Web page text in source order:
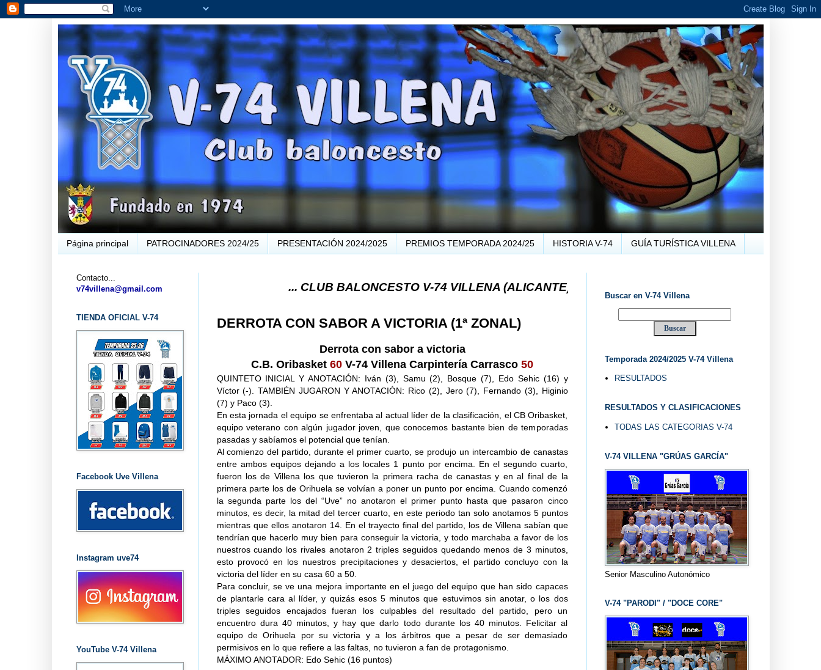
Página principal PATROCINADORES 2024/25 PRESENTACIÓN 2024/2025 PREMIOS TEMPORADA 2024/25 HISTORIA V-74 GUÍA TURÍSTICA VILLENA
... CLUB BALONCESTO V-74 VILLENA (ALICANTE) ... V-74 VILLENA DESDE 1.974 ... EL "UVE" ...
DERROTA CON SABOR A VICTORIA (1ª ZONAL)
Derrota con sabor a victoria
C.B. Oribasket 60 V-74 Villena Carpintería Carrasco 50
QUINTETO INICIAL Y ANOTACIÓN: Iván (3), Samu (2), Bosque (7), Edo Sehic (16) y
Víctor (-). TAMBIÉN JUGARON Y ANOTACIÓN: Rico (2), Jero (7), Fernando (3), Higinio
(7) y Paco (3).
En esta jornada el equipo se enfrentaba al actual líder de la clasificación, el CB Oribasket,
equipo veterano con algún jugador joven, que conocemos bastante bien de temporadas
pasadas y sabíamos el potencial que tenían.
Al comienzo del partido, durante el primer cuarto, se produjo un intercambio de canastas
entre ambos equipos dejando a los locales 1 punto por encima. En el segundo cuarto,
fueron los de Villena los que tuvieron la primera racha de canastas y en al final de la
primera parte los de Orihuela se volvían a poner un punto por encima. Cuando comenzó
la segunda parte los del “Uve” no anotaron el primer punto hasta que pasaron cinco
minutos, es decir, la mitad del tercer cuarto, en este periodo tan solo anotamos 5 puntos
mientras que ellos anotaron 14. En el trayecto final del partido, los de Villena sabían que
tendrían que hacerlo muy bien para conseguir la victoria, y todo marchaba a favor de los
nuestros cuando los rivales anotaron 2 triples seguidos quedando menos de 3 minutos,
esto provocó en los nuestros precipitaciones y desaciertos, el partido concluyo con la
victoria del líder en su casa 60 a 50.
Para concluir, se ve una mejora importante en el juego del equipo que han sido capaces
de plantarle cara al líder, y quizás esos 5 minutos que estuvimos sin anotar, o los dos
triples seguidos encajados fueran los culpables del resultado del partido, pero un
encuentro dura 40 minutos, y hay que darlo todo durante los 40 minutos. Felicitar al
equipo de Orihuela por su victoria y a los árbitros que a pesar de ser demasiado
permisivos en lo que refiere a las faltas, no tuvieron a fan de protagonismo.
MÁXIMO ANOTADOR: Edo Sehic (16 puntos)
Contacto...
v74villena@gmail.com
TIENDA OFICIAL V-74
Facebook Uve Villena
Instagram uve74
YouTube V-74 Villena
Buscar en V-74 Villena
Temporada 2024/2025 V-74 Villena
RESULTADOS
RESULTADOS Y CLASIFICACIONES
TODAS LAS CATEGORIAS V-74
V-74 VILLENA "GRÚAS GARCÍA"
Senior Masculino Autonómico
V-74 "PARODI" / "DOCE CORE"